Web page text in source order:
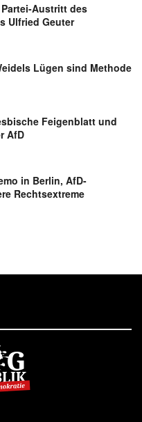
Austritt des
Ulfried Geuter
Lügen sind Methode
Feigenblatt und
AfD
in Berlin, AfD-
Rechtsextreme